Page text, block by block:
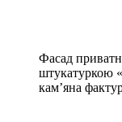
Фасад
штукатуркою
кам’яна